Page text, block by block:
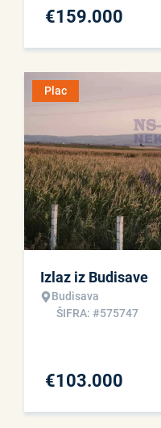
€159.000
Plac
Izlaz iz Budisave
Budisava
ŠIFRA: #575747
€103.000